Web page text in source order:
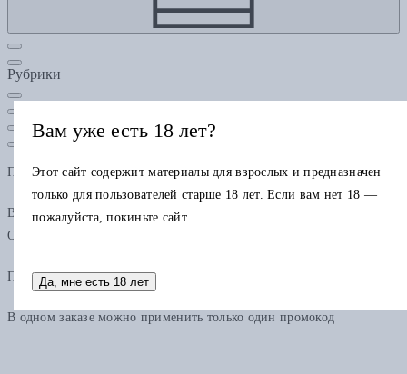
Рубрики
Подарочная карта
В одном заказе можно применить только одну подарочную карту.
Остаток по карте можно использовать в других заказах.
Промокод
В одном заказе можно применить только один промокод
Вам уже есть 18 лет?
Этот сайт содержит материалы для взрослых и предназначен
только для пользователей старше 18 лет. Если вам нет 18 —
пожалуйста, покиньте сайт.
Да, мне есть 18 лет